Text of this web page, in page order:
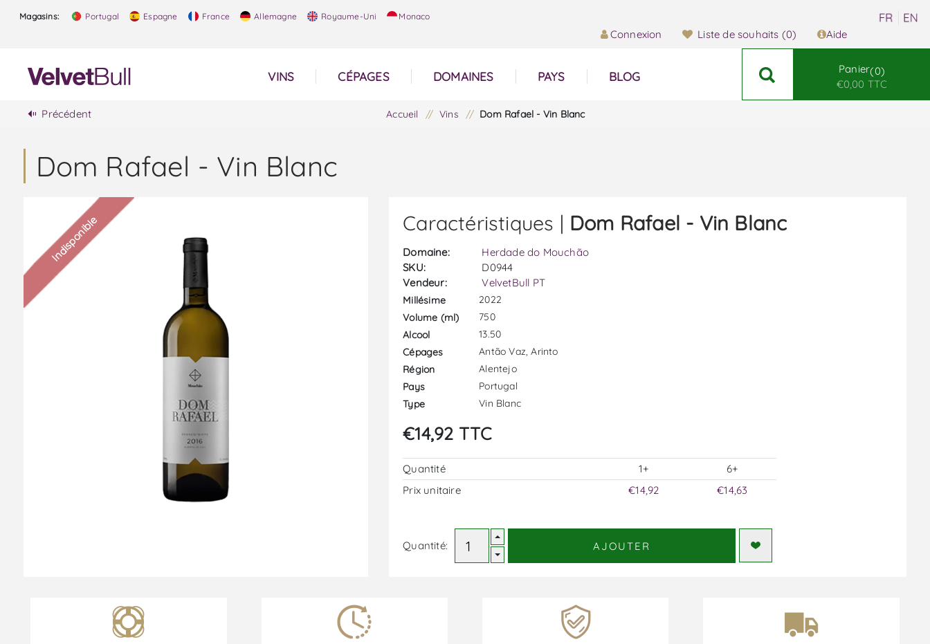
Magasins: Portugal Espagne France Allemagne Royaume-Uni Monaco
Connexion Liste de souhaits (0) Aide
VINS CÉPAGES DOMAINES PAYS BLOG
Panier 0
€0,00 TTC
Précédent Accueil / Vins / Dom Rafael - Vin Blanc
Dom Rafael - Vin Blanc
Indisponible Caractéristiques | Dom Rafael - Vin Blanc
Domaine:
Herdade do Mouchão
SKU:
D0944
Vendeur:
VelvetBull PT
Millésime
2022
Volume (ml)
750
Alcool
13.50
Cépages
Antão Vaz, Arinto
Région
Alentejo
Pays
Portugal
Type
Vin Blanc
€14,92 TTC
Quantité 1+
6+
Prix ​​unitaire
€14,92 €14,63
Quantité: AJOUTER